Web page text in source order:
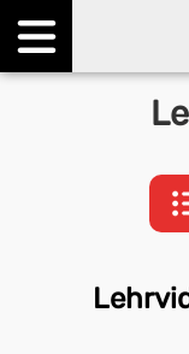
Menü öffnen